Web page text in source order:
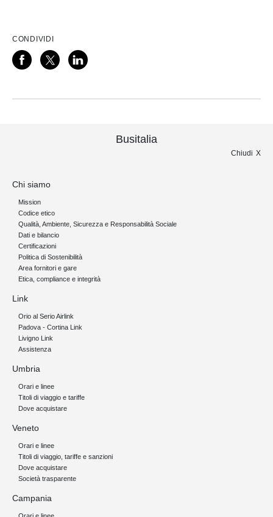
CONDIVIDI
Busitalia
Chiudi
Chi siamo
Mission
Codice etico
Qualità, Ambiente, Sicurezza e Responsabilità Sociale
Dati e bilancio
Certificazioni
Politica di Sostenibilità
Area fornitori e gare
Etica, compliance e integrità
Link
Orio al Serio Airlink
Padova - Cortina Link
Livigno Link
Assistenza
Umbria
Orari e linee
Titoli di viaggio e tariffe
Dove acquistare
Veneto
Orari e linee
Titoli di viaggio, tariffe e sanzioni
Dove acquistare
Società trasparente
Campania